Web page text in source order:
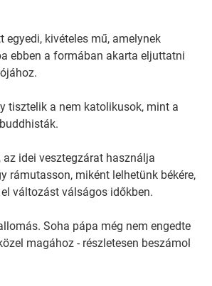
egyedi, kivételes mű, amelynek
ebben a formában akarta eljuttatni
tisztelik a nem katolikusok, mint a
az idei vesztegzárat használja
rámutasson, miként lelhetünk békére,
változást válságos időkben.
Soha pápa még nem engedte
magához - részletesen beszámol